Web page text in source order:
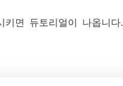
면 듀토리얼이 나옵니